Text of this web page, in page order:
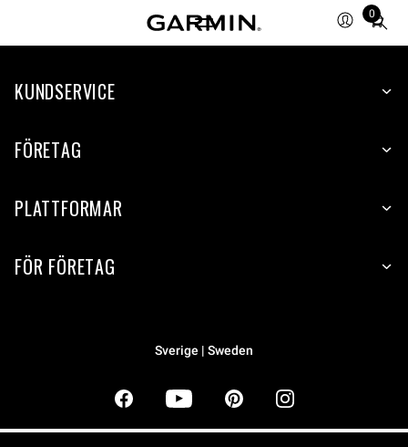
0
Total
items
cart:
KUNDSERVICE
FÖRETAG
PLATTFORMAR
FÖR FÖRETAG
Sverige | Sweden